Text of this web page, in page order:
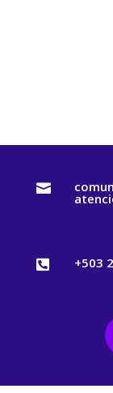

 +503